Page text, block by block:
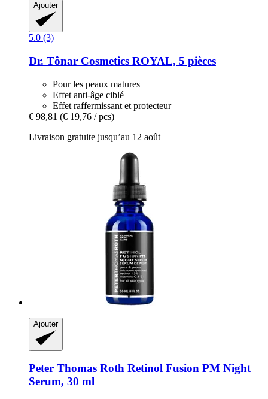
Ajouter
5.0 (3)
Dr. Tônar Cosmetics ROYAL, 5 pièces
Pour les peaux matures
Effet anti-âge ciblé
Effet raffermissant et protecteur
€ 98,81 (€ 19,76 / pcs)
Livraison gratuite jusqu’au 12 août
Ajouter
Peter Thomas Roth Retinol Fusion PM Night
Serum, 30 ml